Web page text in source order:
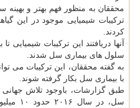
محققان به منظور فهم بهتر و بهینه
تركیبات شیمیایی موجود در این
كردند.
سلول های بیماری سل شدند.
به گفته محققان، این تركیبات می
با بیماری سل بكار گرفته شوند.
طبق گزارشات، باوجود تلاش جهانی
سل، در